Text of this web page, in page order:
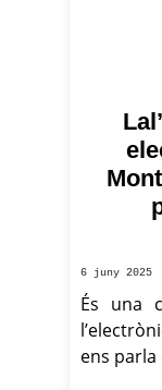
6 juny 2025
És una
ens parla